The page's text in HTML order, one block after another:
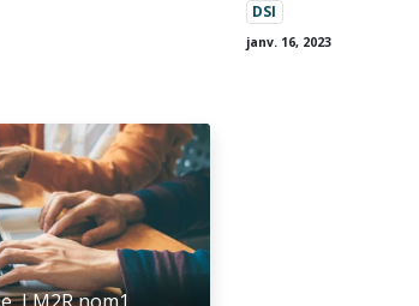
DSI
janv. 16, 2023
LM2R nom1